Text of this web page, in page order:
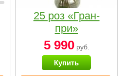
25 роз «Гран-
при»
5 990руб.
Купить